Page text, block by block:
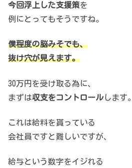
今回浮上した支援策を
例にとってもそうですね。
僕程度の脳みそでも、
抜け穴が見えます。
30万円を受け取る為に、
まずは収支をコントロールします。
これは給料を貰っている
会社員ですと難しいですが、
給与という数字をイジれる